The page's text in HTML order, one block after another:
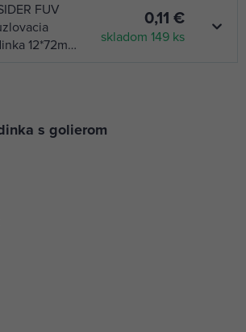
FUV
12*72mm
0,11 €
skladom 149 ks
s golierom